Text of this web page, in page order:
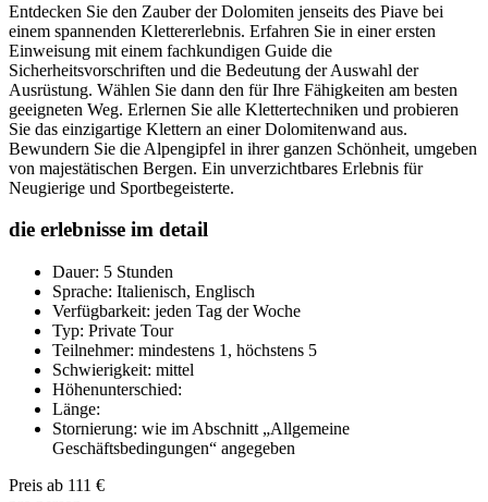
Entdecken Sie den Zauber der Dolomiten jenseits des Piave bei
einem spannenden Klettererlebnis. Erfahren Sie in einer ersten
Einweisung mit einem fachkundigen Guide die
Sicherheitsvorschriften und die Bedeutung der Auswahl der
Ausrüstung. Wählen Sie dann den für Ihre Fähigkeiten am besten
geeigneten Weg. Erlernen Sie alle Klettertechniken und probieren
Sie das einzigartige Klettern an einer Dolomitenwand aus.
Bewundern Sie die Alpengipfel in ihrer ganzen Schönheit, umgeben
von majestätischen Bergen. Ein unverzichtbares Erlebnis für
Neugierige und Sportbegeisterte.
die erlebnisse im detail
Dauer: 5 Stunden
Sprache: Italienisch, Englisch
Verfügbarkeit: jeden Tag der Woche
Typ: Private Tour
Teilnehmer: mindestens 1, höchstens 5
Schwierigkeit: mittel
Höhenunterschied:
Länge:
Stornierung: wie im Abschnitt „Allgemeine
Geschäftsbedingungen“ angegeben
Preis ab 111 €